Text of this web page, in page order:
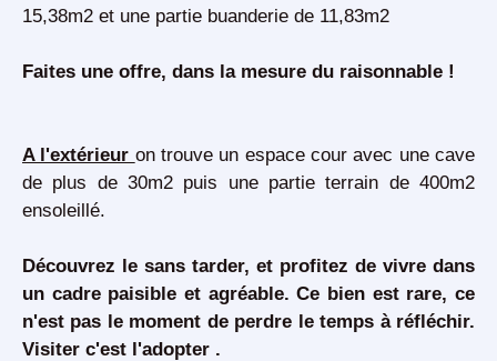
15,38m2 et une partie buanderie de 11,83m2
Faites une offre, dans la mesure du raisonnable !
A l'extérieur on trouve un espace cour avec une cave
de plus de 30m2 puis une partie terrain de 400m2
ensoleillé.
Découvrez le sans tarder, et profitez de vivre dans
un cadre paisible et agréable.Ce bien est rare, ce
n'est pas le moment de perdre le temps à réfléchir.
Visiter c'est l'adopter .